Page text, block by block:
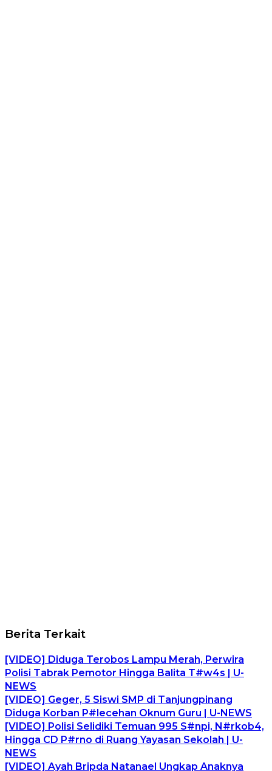
Berita Terkait
[VIDEO] Diduga Terobos Lampu Merah, Perwira
Polisi Tabrak Pemotor Hingga Balita T#w4s | U-
NEWS
[VIDEO] Geger, 5 Siswi SMP di Tanjungpinang
Diduga Korban P#lecehan Oknum Guru | U-NEWS
[VIDEO] Polisi Selidiki Temuan 995 S#npi, N#rkob4,
Hingga CD P#rno di Ruang Yayasan Sekolah | U-
NEWS
[VIDEO] Ayah Bripda Natanael Ungkap Anaknya